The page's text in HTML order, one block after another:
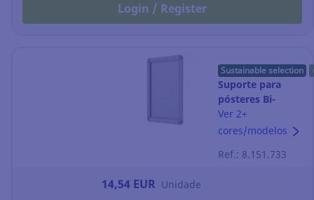
Login / Register
Sustainable selection
Suporte para
pósteres Bi-
Office - cantos
arredondados -
Ver 2+
cores/modelos
Ref.: 8.151.733
14,54 EUR Unidade